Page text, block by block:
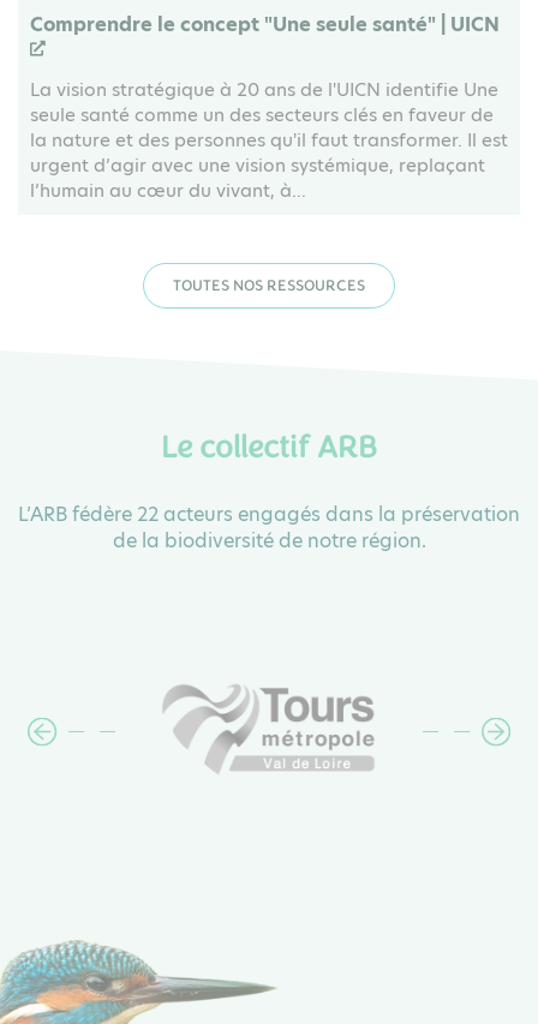
Comprendre le concept "Une seule santé" | UICN
La vision stratégique à 20 ans de l'UICN identifie Une
seule santé comme un des secteurs clés en faveur de
la nature et des personnes qu'il faut transformer. Il est
urgent d’agir avec une vision systémique, replaçant
l’humain au cœur du vivant, à...
TOUTES NOS RESSOURCES
Le collectif ARB
L’ARB fédère 22 acteurs engagés dans la préservation
de la biodiversité de notre région.